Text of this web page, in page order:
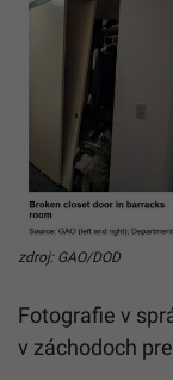
zdroj: GAO/DOD
Fotografie v
v záchodoch